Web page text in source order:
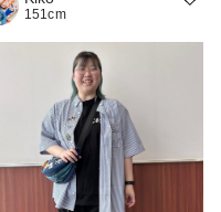
151cm